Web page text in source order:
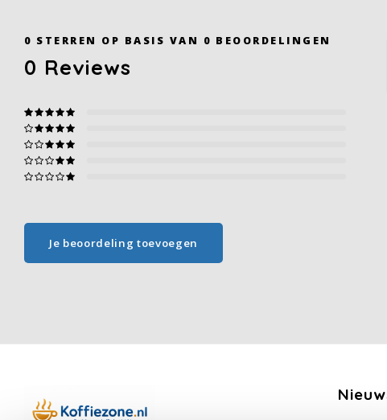
0 STERREN OP BASIS VAN 0 BEOORDELINGEN
0 Reviews
Je beoordeling toevoegen